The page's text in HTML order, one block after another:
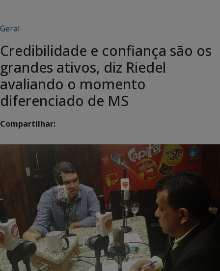
Geral
Credibilidade e confiança são os
grandes ativos, diz Riedel
avaliando o momento
diferenciado de MS
Compartilhar: